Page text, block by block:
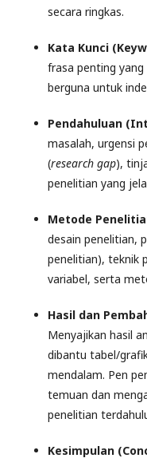
secara ringkas.
Kata Kunci
frasa penting
berguna untuk
Pendahuluan
masalah, urgensi
(research gap),
penelitian yang
Metode
desain penelitian,
penelitian), teknik
variabel, serta
Hasil dan
Menyajikan hasil
dibantu tabel/
mendalam. Pen
temuan dan
penelitian
Kesimpulan